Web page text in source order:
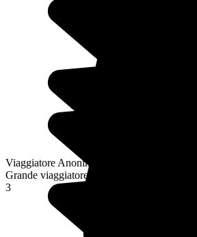
Viaggiatore Anonimo
Grande viaggiatore
3